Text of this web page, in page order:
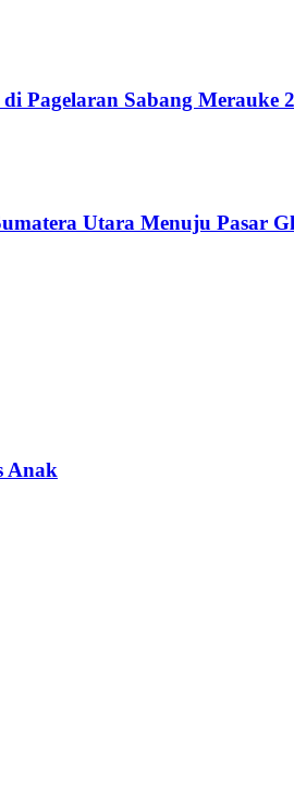
Pagelaran Sabang Merauke
Utara Menuju Pasar
Anak